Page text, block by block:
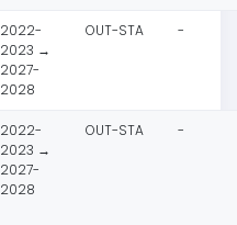
2022-
2023 →
2027-
2028
OUT-STA -
2022-
2023 →
2027-
2028
OUT-STA -